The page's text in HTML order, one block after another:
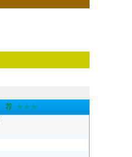
荐 ★★★